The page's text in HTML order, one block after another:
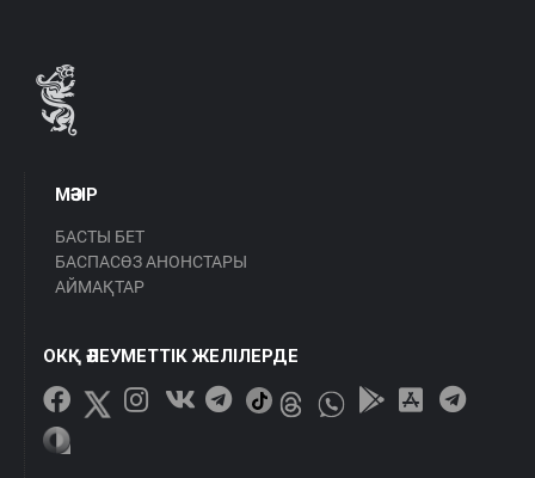
МӘЗІР
БАСТЫ БЕТ
БАСПАСӨЗ АНОНСТАРЫ
АЙМАҚТАР
ОКҚ ӘЛЕУМЕТТІК ЖЕЛІЛЕРДЕ